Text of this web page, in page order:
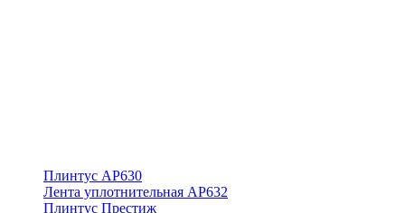
Плинтус АР630
Лента уплотнительная АР632
Плинтус Престиж